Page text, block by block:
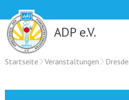
content
ADP e.V.
Startseite Veranstaltungen